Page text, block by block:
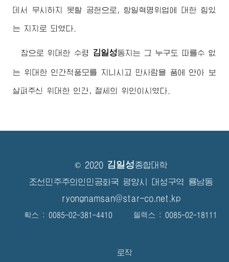
데서 무시하지 못할 공헌으로, 항일혁명위업에 대한 힘있
는 지지로 되였다.
참으로 위대한 수령 김일성동지 는 그 누구도 따를수 없
는 위대한 인간적풍모를 지니시고 만사람을 품에 안아 보
살펴주신 위대한 인간, 절세의 위인이시였다.
© 2020 김일성종합대학
조선민주주의인민공화국 평양시 대성구역 룡남동
ryongnamsan@star-co.net.kp
확스 : 0085-02-381-4410 텔렉스 : 0085-02-18111
로작